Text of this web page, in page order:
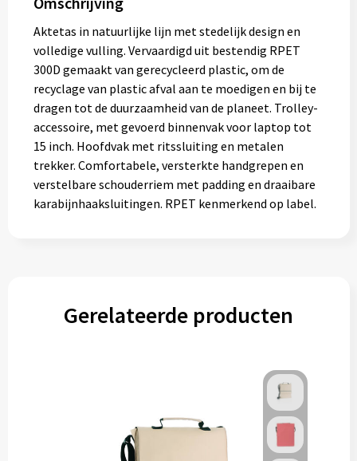
Aktetas in natuurlijke lijn met stedelijk design en
volledige vulling. Vervaardigd uit bestendig RPET
300D gemaakt van gerecycleerd plastic, om de
recyclage van plastic afval aan te moedigen en bij te
dragen tot de duurzaamheid van de planeet. Trolley-
accessoire, met gevoerd binnenvak voor laptop tot
15 inch. Hoofdvak met ritssluiting en metalen
trekker. Comfortabele, versterkte handgrepen en
verstelbare schouderriem met padding en draaibare
karabijnhaaksluitingen. RPET kenmerkend op label.
Gerelateerde producten